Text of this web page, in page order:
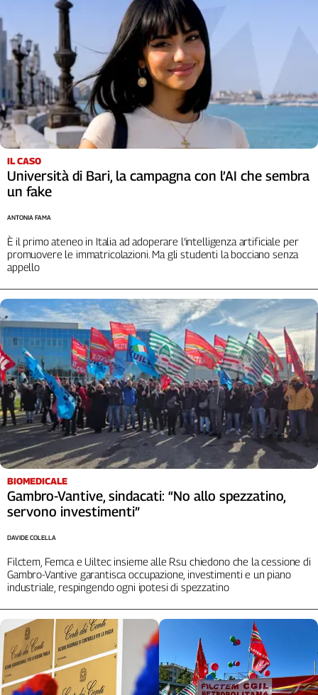
sangue
della
ragione
120
anni
Cgil
Collettiva
Academy
Collettiva
Play
Rubriche
Collettiva
Talk
La
settimana
Girasoli
Il
Sassolino
Linea
Economica
Tech
It
Easy
Inserti
Idea
Diffusa
Le
trasmissioni
tv
Progress
L'Italia
nel
Lavoro
IL CASO
Università di Bari, la campagna con l’AI che sembra
un fake
È il primo ateneo in Italia ad adoperare l’intelligenza artificiale per
promuovere le immatricolazioni. Ma gli studenti la bocciano senza
appello
ANTONIA FAMA
BIOMEDICALE
Gambro-Vantive, sindacati: “No allo spezzatino,
servono investimenti”
Filctem, Femca e Uiltec insieme alle Rsu chiedono che la cessione di
Gambro-Vantive garantisca occupazione, investimenti e un piano
industriale, respingendo ogni ipotesi di spezzatino
DAVIDE COLELLA